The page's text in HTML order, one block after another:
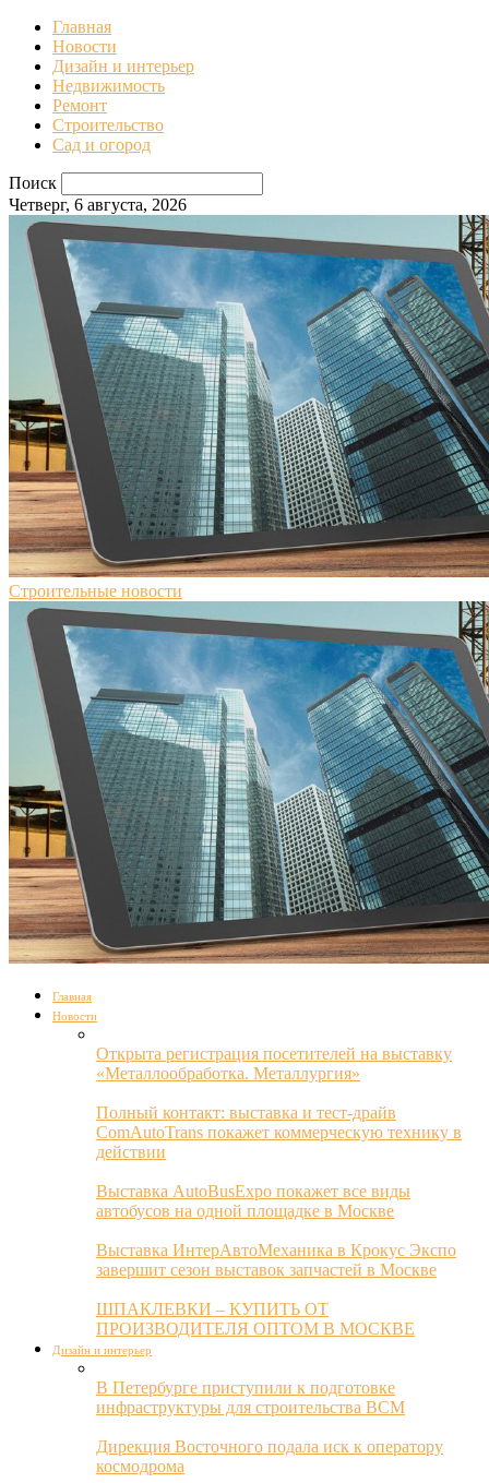
Главная
Новости
Дизайн и интерьер
Недвижимость
Ремонт
Строительство
Сад и огород
Поиск
Четверг, 6 августа, 2026
Строительные новости
Главная
Новости
Открыта регистрация посетителей на выставку
«Металлообработка. Металлургия»
Полный контакт: выставка и тест-драйв
ComAutoTrans покажет коммерческую технику в
действии
Выставка AutoBusExpo покажет все виды
автобусов на одной площадке в Москве
Выставка ИнтерАвтоМеханика в Крокус Экспо
завершит сезон выставок запчастей в Москве
ШПАКЛЕВКИ – КУПИТЬ ОТ
ПРОИЗВОДИТЕЛЯ ОПТОМ В МОСКВЕ
Дизайн и интерьер
В Петербурге приступили к подготовке
инфраструктуры для строительства ВСМ
Дирекция Восточного подала иск к оператору
космодрома